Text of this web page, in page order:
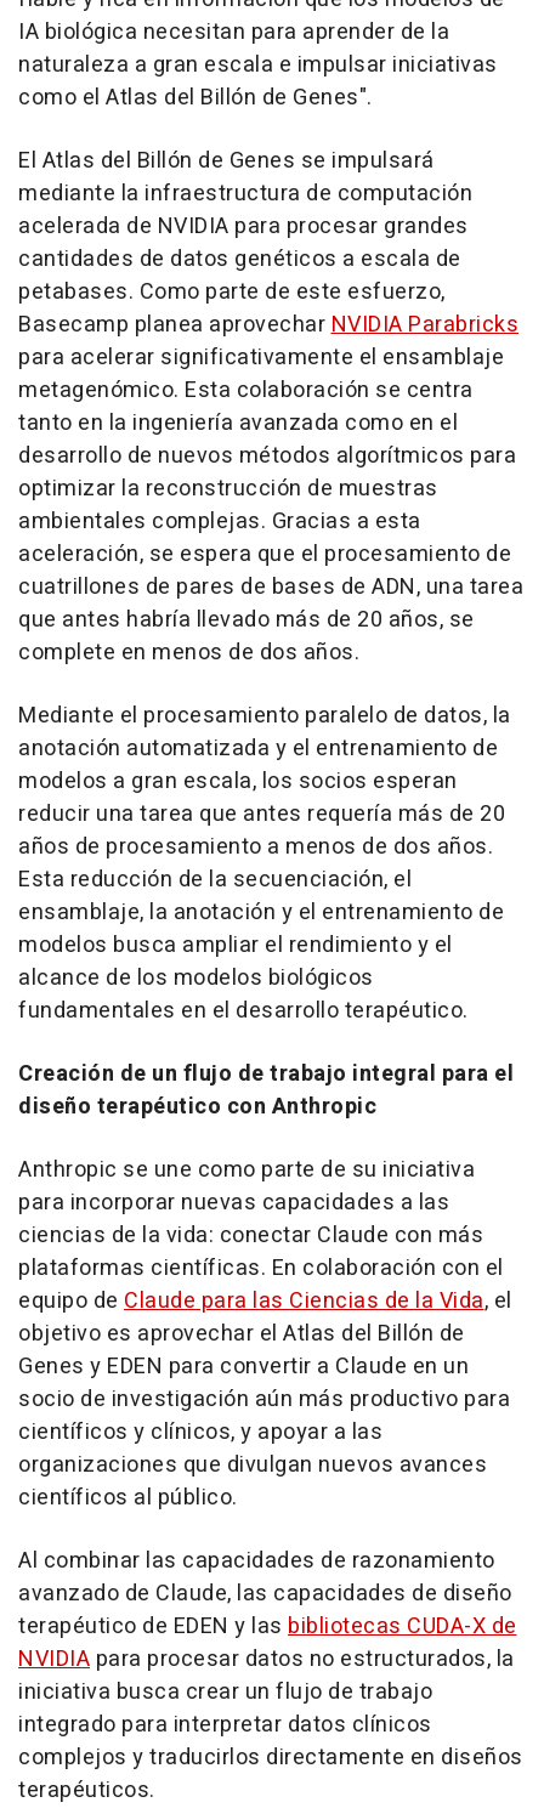
IA biológica necesitan para aprender de la
naturaleza a gran escala e impulsar iniciativas
como el Atlas del Billón de Genes".
El Atlas del Billón de Genes se impulsará
mediante la infraestructura de computación
acelerada de NVIDIA para procesar grandes
cantidades de datos genéticos a escala de
petabases. Como parte de este esfuerzo,
Basecamp planea aprovecharNVIDIA Parabricks
para acelerar significativamente el ensamblaje
metagenómico. Esta colaboración se centra
tanto en la ingeniería avanzada como en el
desarrollo de nuevos métodos algorítmicos para
optimizar la reconstrucción de muestras
ambientales complejas. Gracias a esta
aceleración, se espera que el procesamiento de
cuatrillones de pares de bases de ADN, una tarea
que antes habría llevado más de 20 años, se
complete en menos de dos años.
Mediante el procesamiento paralelo de datos, la
anotación automatizada y el entrenamiento de
modelos a gran escala, los socios esperan
reducir una tarea que antes requería más de 20
años de procesamiento a menos de dos años.
Esta reducción de la secuenciación, el
ensamblaje, la anotación y el entrenamiento de
modelos busca ampliar el rendimiento y el
alcance de los modelos biológicos
fundamentales en el desarrollo terapéutico.
Creación de un flujo de trabajo integral para el
diseño terapéutico con Anthropic
Anthropic se une como parte de su iniciativa
para incorporar nuevas capacidades a las
ciencias de la vida: conectar Claude con más
plataformas científicas. En colaboración con el
equipo de Claude para las Ciencias de la Vida, el
objetivo es aprovechar el Atlas del Billón de
Genes y EDEN para convertir a Claude en un
socio de investigación aún más productivo para
científicos y clínicos, y apoyar a las
organizaciones que divulgan nuevos avances
científicos al público.
Al combinar las capacidades de razonamiento
avanzado de Claude, las capacidades de diseño
terapéutico de EDEN y las bibliotecas CUDA-X de
NVIDIA para procesar datos no estructurados, la
iniciativa busca crear un flujo de trabajo
integrado para interpretar datos clínicos
complejos y traducirlos directamente en diseños
terapéuticos.